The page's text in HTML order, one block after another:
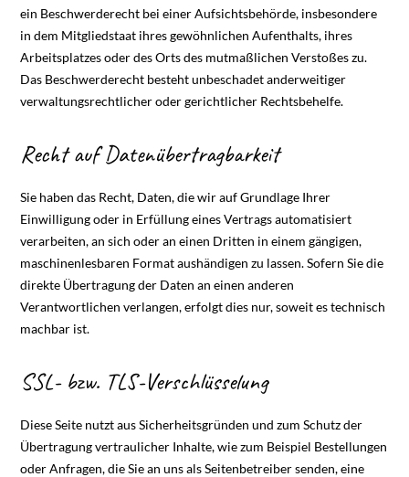
ein Beschwerderecht bei einer Aufsichtsbehörde, insbesondere
in dem Mitgliedstaat ihres gewöhnlichen Aufenthalts, ihres
Arbeitsplatzes oder des Orts des mutmaßlichen Verstoßes zu.
Das Beschwerderecht besteht unbeschadet anderweitiger
verwaltungsrechtlicher oder gerichtlicher Rechtsbehelfe.
Recht auf Daten­übertrag­barkeit
Sie haben das Recht, Daten, die wir auf Grundlage Ihrer
Einwilligung oder in Erfüllung eines Vertrags automatisiert
verarbeiten, an sich oder an einen Dritten in einem gängigen,
maschinenlesbaren Format aushändigen zu lassen. Sofern Sie die
direkte Übertragung der Daten an einen anderen
Verantwortlichen verlangen, erfolgt dies nur, soweit es technisch
machbar ist.
SSL- bzw. TLS-Verschlüsselung
Diese Seite nutzt aus Sicherheitsgründen und zum Schutz der
Übertragung vertraulicher Inhalte, wie zum Beispiel Bestellungen
oder Anfragen, die Sie an uns als Seitenbetreiber senden, eine